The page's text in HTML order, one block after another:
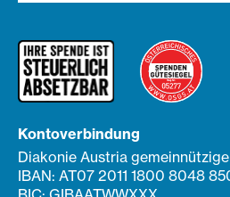
Kontoverbindung
Diakonie Austria
IBAN: AT07 2011 1800 8048